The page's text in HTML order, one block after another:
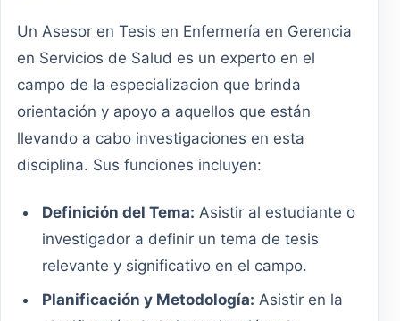
Un Asesor en Tesis en Enfermería en Gerencia
en Servicios de Salud es un experto en el
campo de la especializacion que brinda
orientación y apoyo a aquellos que están
llevando a cabo investigaciones en esta
disciplina. Sus funciones incluyen:
Definición del Tema: Asistir al estudiante o
investigador a definir un tema de tesis
relevante y significativo en el campo.
Planificación y Metodología: Asistir en la